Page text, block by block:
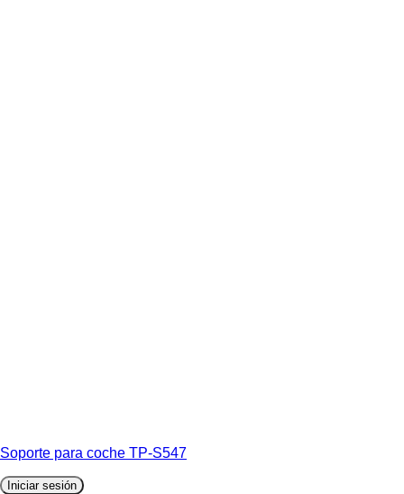
Soporte para coche TP-S547
Iniciar sesión